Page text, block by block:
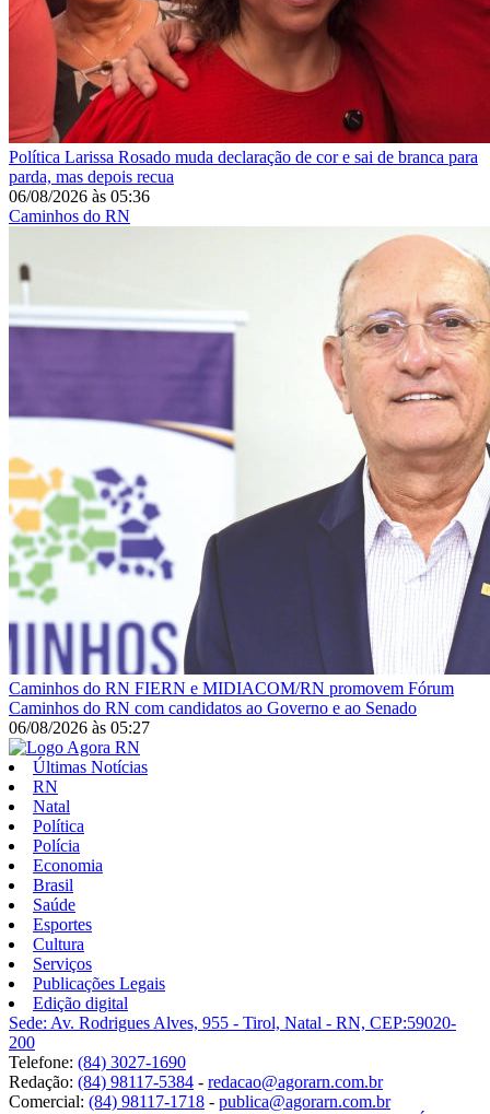
Política Larissa Rosado muda declaração de cor e sai de branca para
parda, mas depois recua
06/08/2026 às 05:36
Caminhos do RN
Caminhos do RN FIERN e MIDIACOM/RN promovem Fórum
Caminhos do RN com candidatos ao Governo e ao Senado
06/08/2026 às 05:27
Últimas Notícias
RN
Natal
Política
Polícia
Economia
Brasil
Saúde
Esportes
Cultura
Serviços
Publicações Legais
Edição digital
Sede: Av. Rodrigues Alves, 955 - Tirol, Natal - RN, CEP:59020-
200
Telefone: (84) 3027-1690
Redação: (84) 98117-5384 - redacao@agorarn.com.br
Comercial: (84) 98117-1718 - publica@agorarn.com.br